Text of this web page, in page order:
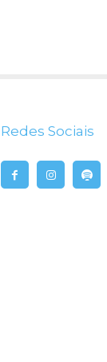
Redes Sociais